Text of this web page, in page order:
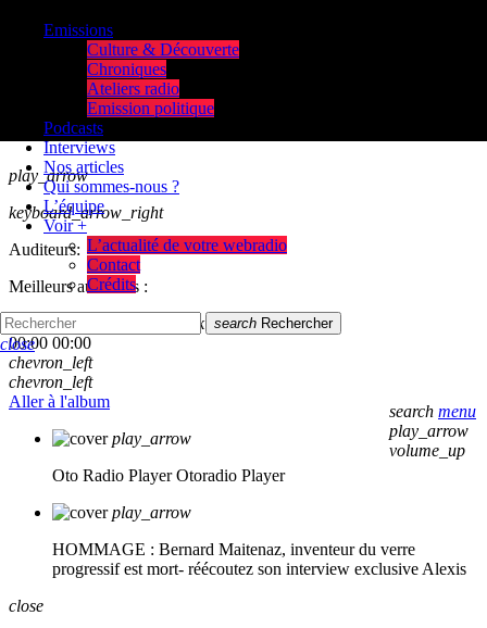
play_arrow
keyboard_arrow_right
Auditeurs:
Meilleurs auditeurs :
skip_previous
skip_next
00:00 00:00
chevron_left
chevron_left
Aller à l'album
play_arrow
Oto Radio Player Otoradio Player
play_arrow
HOMMAGE : Bernard Maitenaz, inventeur du verre
progressif est mort- réécoutez son interview exclusive Alexis
Emissions
Culture & Découverte
Chroniques
Ateliers radio
Emission politique
Podcasts
Interviews
Nos articles
Qui sommes-nous ?
L’équipe
Voir +
L’actualité de votre webradio
Contact
Crédits
search menu
play_arrow
volume_up
search Rechercher
close
close